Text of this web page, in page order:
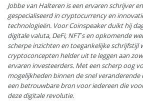
Jobbe van Halteren is een ervaren schrijver
gespecialiseerd in cryptocurrency en
technologieën. Voor Coinspeaker duikt hij
digitale valuta, DeFi, NFT’s en opkomende
scherpe inzichten en toegankelijke schrijfstijl
cryptoconcepten helder uit te leggen aan
ervaren investeerders. Met een scherp oog
mogelijkheden binnen de snel veranderende
een betrouwbare bron voor iedereen die
deze digitale revolutie.